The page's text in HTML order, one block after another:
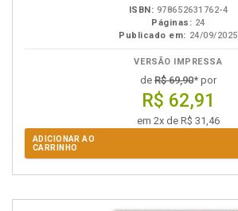
ISBN: 978652631762-4
Páginas: 24
Publicado em: 24/09/2025
VERSÃO IMPRESSA
de R$ 69,90* por
R$ 62,91
em 2x de R$ 31,46
ADICIONAR AO
CARRINHO